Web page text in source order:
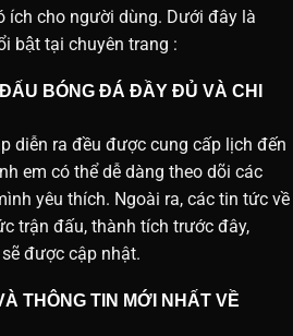
ích cho người dùng. Dưới đây là
bật tại chuyên trang :
BÓNG ĐÁ ĐẦY ĐỦ VÀ CHI
diễn ra đều được cung cấp lịch đến
em có thể dễ dàng theo dõi các
yêu thích. Ngoài ra, các tin tức về
trận đấu, thành tích trước đây,
được cập nhật.
THÔNG TIN MỚI NHẤT VỀ